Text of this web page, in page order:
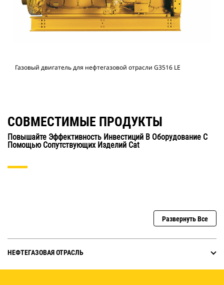
Газовый двигатель для нефтегазовой отрасли G3516 LE
СОВМЕСТИМЫЕ ПРОДУКТЫ
Повышайте Эффективность Инвестиций В Оборудование С
Помощью Сопутствующих Изделий Cat
Развернуть Все
НЕФТЕГАЗОВАЯ ОТРАСЛЬ